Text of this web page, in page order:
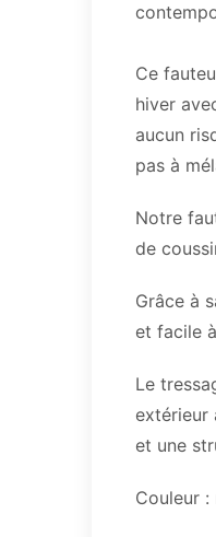
Ce
hiver
aucun
pas à
Notre
de
Grâce à
et facile
Le
extérieur
et une
Couleur